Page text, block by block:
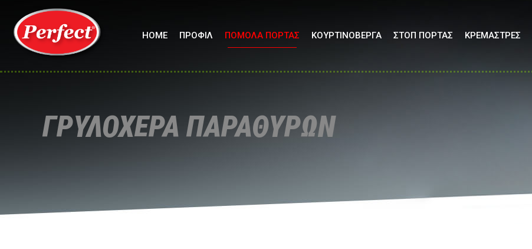
HOME ΠΡΟΦΙΛ ΠΟΜΟΛΑ ΠΟΡΤΑΣ ΚΟΥΡΤΙΝΟΒΕΡΓΑ ΣΤΟΠ ΠΟΡΤΑΣ ΚΡΕΜΑΣΤΡΕΣ
ΓΡΥΛΟΧΕΡΑ ΠΑΡΑΘΥΡΩΝ